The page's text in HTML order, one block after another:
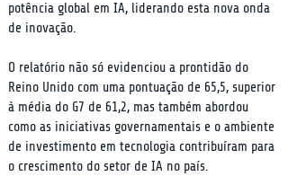
potência global em IA, liderando esta nova onda
de inovação.
O relatório não só evidenciou a prontidão do
Reino Unido com uma pontuação de 65,5, superior
à média do G7 de 61,2, mas também abordou
como as iniciativas governamentais e o ambiente
de investimento em tecnologia contribuíram para
o crescimento do setor de IA no país.